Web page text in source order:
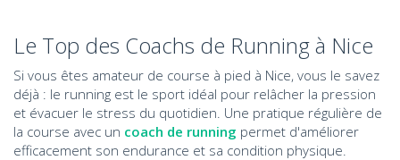
Le Top des Coachs de Running à Nice
Si vous êtes amateur de course à pied à Nice, vous le savez
déjà : le running est le sport idéal pour relâcher la pression
et évacuer le stress du quotidien. Une pratique régulière de
la course avec un coach de running permet d'améliorer
efficacement son endurance et sa condition physique.